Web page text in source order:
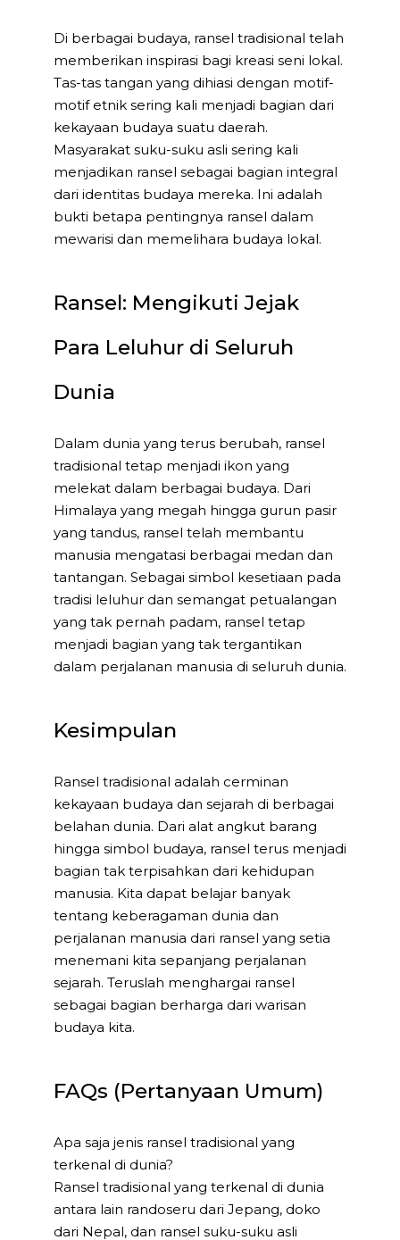
Di berbagai budaya, ransel tradisional telah
memberikan inspirasi bagi kreasi seni lokal.
Tas-tas tangan yang dihiasi dengan motif-
motif etnik sering kali menjadi bagian dari
kekayaan budaya suatu daerah.
Masyarakat suku-suku asli sering kali
menjadikan ransel sebagai bagian integral
dari identitas budaya mereka. Ini adalah
bukti betapa pentingnya ransel dalam
mewarisi dan memelihara budaya lokal.
Ransel: Mengikuti Jejak
Para Leluhur di Seluruh
Dunia
Dalam dunia yang terus berubah, ransel
tradisional tetap menjadi ikon yang
melekat dalam berbagai budaya. Dari
Himalaya yang megah hingga gurun pasir
yang tandus, ransel telah membantu
manusia mengatasi berbagai medan dan
tantangan. Sebagai simbol kesetiaan pada
tradisi leluhur dan semangat petualangan
yang tak pernah padam, ransel tetap
menjadi bagian yang tak tergantikan
dalam perjalanan manusia di seluruh dunia.
Kesimpulan
Ransel tradisional adalah cerminan
kekayaan budaya dan sejarah di berbagai
belahan dunia. Dari alat angkut barang
hingga simbol budaya, ransel terus menjadi
bagian tak terpisahkan dari kehidupan
manusia. Kita dapat belajar banyak
tentang keberagaman dunia dan
perjalanan manusia dari ransel yang setia
menemani kita sepanjang perjalanan
sejarah. Teruslah menghargai ransel
sebagai bagian berharga dari warisan
budaya kita.
FAQs (Pertanyaan Umum)
Apa saja jenis ransel tradisional yang
terkenal di dunia?
Ransel tradisional yang terkenal di dunia
antara lain randoseru dari Jepang, doko
dari Nepal, dan ransel suku-suku asli